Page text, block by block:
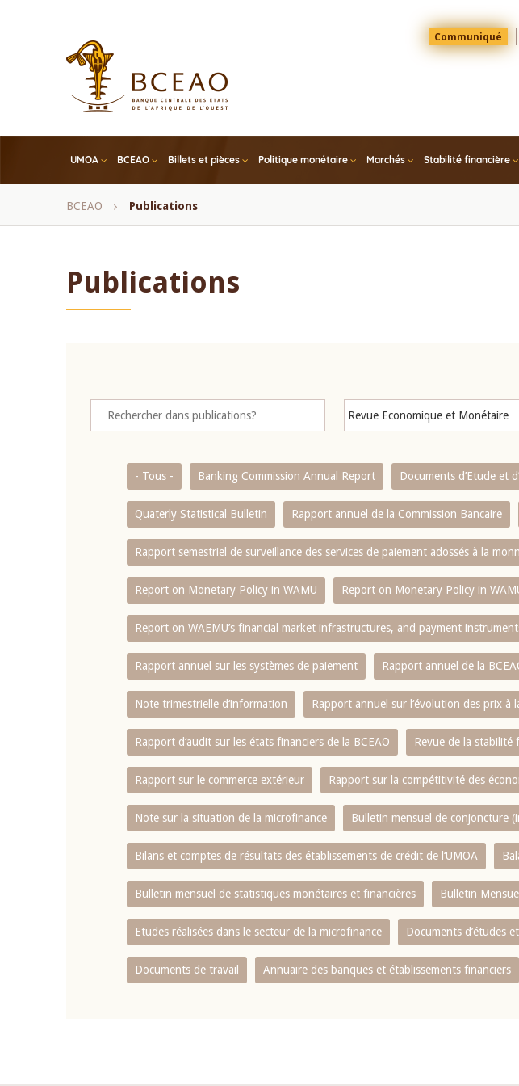
Menu
Top
Communiqué
UMOA BCEAO Billets et pièces Politique monétaire Marchés Stabilité financière
Fil
BCEAO Publications
Publications
- Tous - Banking Commission Annual Report Documents d’Etude et
Quaterly Statistical Bulletin Rapport annuel de la Commission Bancaire
Rapport semestriel de surveillance des services de paiement adossés à la
Report on Monetary Policy in WAMU Report on Monetary Policy in
Report on WAEMU’s financial market infrastructures, and payment
Rapport annuel sur les systèmes de paiement Rapport annuel de la
Note trimestrielle d‘information Rapport annuel sur l‘évolution des prix à
Rapport d‘audit sur les états financiers de la BCEAO Revue de la stabilité
Rapport sur le commerce extérieur Rapport sur la compétitivité des
Note sur la situation de la microfinance Bulletin mensuel de conjoncture
Bilans et comptes de résultats des établissements de crédit de l‘UMOA
Bulletin mensuel de statistiques monétaires et financières Bulletin
Etudes réalisées dans le secteur de la microfinance Documents d’études
Documents de travail Annuaire des banques et établissements financiers